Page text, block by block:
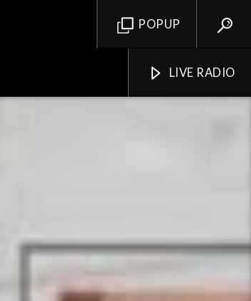
POPUP
LIVE RADIO